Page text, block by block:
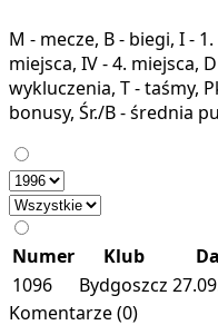
M - mecze, B - biegi, I -
miejsca, IV - 4. miejsca,
wykluczenia, T - taśmy,
bonusy, Śr./B - średnia
Numer Klub
1096
Bydgoszcz
Komentarze (0)